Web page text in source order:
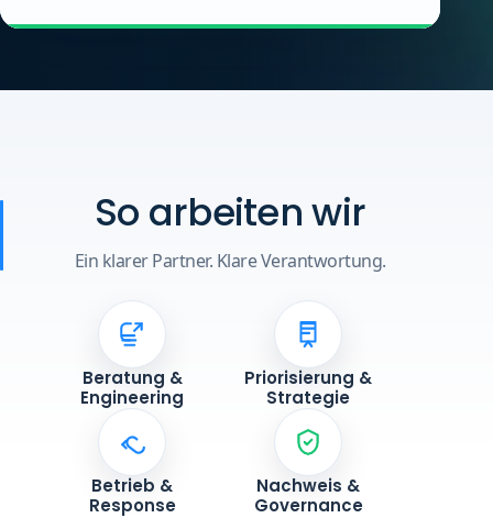
So arbeiten wir
Ein klarer Partner. Klare Verantwortung.
Beratung &
Engineering
Priorisierung &
Strategie
Betrieb &
Response
Nachweis &
Governance